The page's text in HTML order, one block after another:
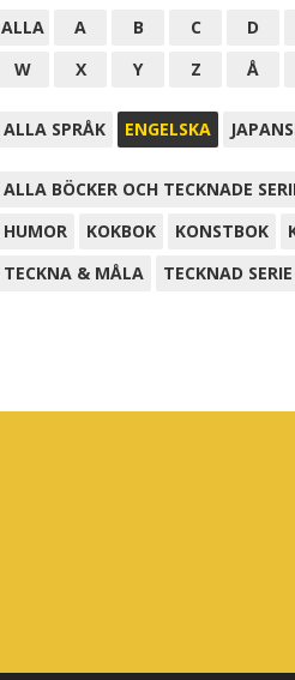
ALLA A B C D
W
X Y Z Å
ALLA SPRÅK ENGELSKA
ALLA BÖCKER OCH TECKNADE
HUMOR
KOKBOK KONSTBOK
TECKNA & MÅLA
TECKNAD SERIE